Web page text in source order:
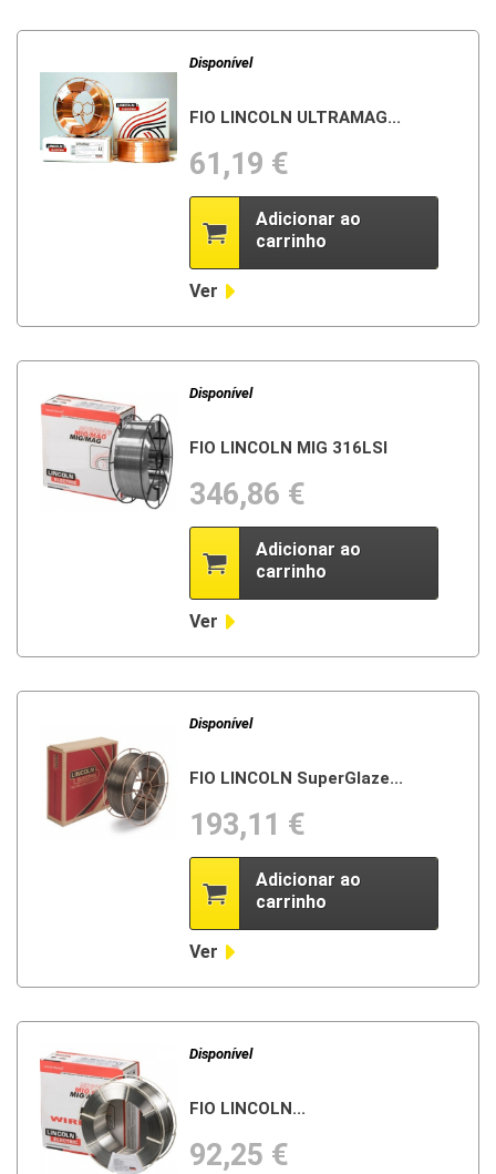
Disponível
FIO LINCOLN ULTRAMAG...
61,19 €
Adicionar ao
carrinho
Ver
Disponível
FIO LINCOLN MIG 316LSI
346,86 €
Adicionar ao
carrinho
Ver
Disponível
FIO LINCOLN SuperGlaze...
193,11 €
Adicionar ao
carrinho
Ver
Disponível
FIO LINCOLN...
92,25 €